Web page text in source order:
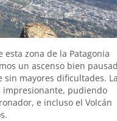
esta zona de la Patagonia
un ascenso bien
sin mayores dificultades.
impresionante, pudiendo
e incluso el Volcán